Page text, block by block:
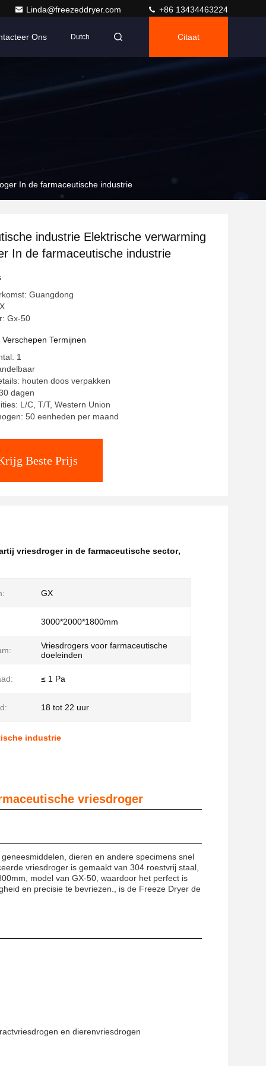
Linda@freezeddryer.com +86 13434463224
Ons Dutch Citaat
In de farmaceutische industrie
industrie Elektrische verwarming
In de farmaceutische industrie
Guangdong
Gx-50
Termijnen
1
houten doos verpakken
dagen
L/C, T/T, Western Union
50 eenheden per maand
Beste Prijs
vriesdroger in de farmaceutische sector,
GX
3000*2000*1800mm
Vriesdrogers voor farmaceutische
doeleinden
≤ 1 Pa
18 tot 22 uur
industrie
vriesdroger
dieren en andere specimens snel
vriesdroger is gemaakt van 304 roestvrij staal,
model van GX-50, waardoor het perfect is
en precisie te bevriezen., is de Freeze Dryer de
en dierenvriesdrogen